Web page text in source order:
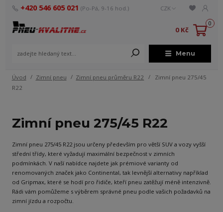
Menu
CZK
+420 546 605 021 (Po-Pá, 9-16 hod.)
0
0 Kč
Úvod Zimní pneu Zimní pneu průměru R22
Zimní pneu 275/45
R22
Zimní pneu 275/45 R22
Zimní pneu 275/45 R22 jsou určeny především pro větší SUV a vozy vyšší
střední třídy, které vyžadují maximální bezpečnost v zimních
podmínkách. V naší nabídce najdete jak prémiové varianty od
renomovaných značek jako Continental, tak levnější alternativy například
od Gripmax, které se hodí pro řidiče, kteří pneu zatěžují méně intenzivně.
Rádi vám pomůžeme s výběrem správné pneu podle vašich požadavků na
zimní jízdu a rozpočtu.